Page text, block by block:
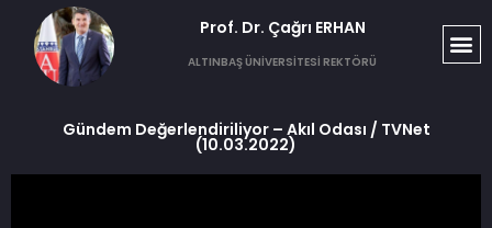
Prof. Dr. Çağrı ERHAN​
ALTINBAŞ ÜNİVERSİTESİ REKTÖRÜ
Gündem Değerlendiriliyor – Akıl Odası / TVNet
(10.03.2022)